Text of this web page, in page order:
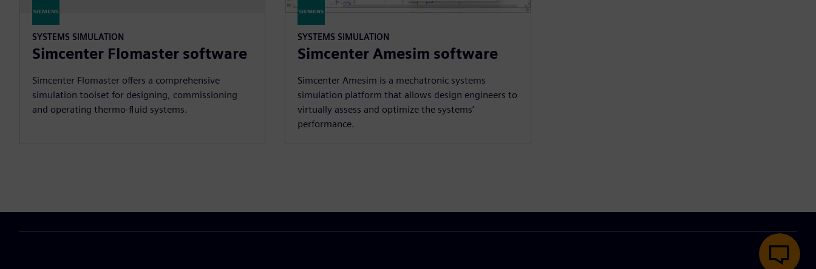
SYSTEMS SIMULATION
Simcenter Flomaster software
Simcenter Flomaster offers a comprehensive
simulation toolset for designing, commissioning
and operating thermo-fluid systems.
SYSTEMS SIMULATION
Simcenter Amesim software
Simcenter Amesim is a mechatronic systems
simulation platform that allows design engineers to
virtually assess and optimize the systems’
performance.